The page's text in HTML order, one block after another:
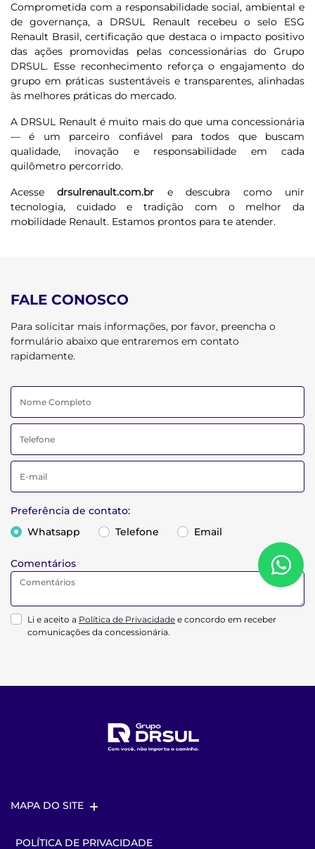
Comprometida com a responsabilidade social, ambiental e
de governança, a DRSUL Renault recebeu o selo ESG
Renault Brasil, certificação que destaca o impacto positivo
das ações promovidas pelas concessionárias do Grupo
DRSUL. Esse reconhecimento reforça o engajamento do
grupo em práticas sustentáveis e transparentes, alinhadas
às melhores práticas do mercado.
A DRSUL Renault é muito mais do que uma concessionária
— é um parceiro confiável para todos que buscam
qualidade, inovação e responsabilidade em cada
quilômetro percorrido.
Acessedrsulrenault.com.br e descubra como unir
tecnologia, cuidado e tradição com o melhor da
mobilidade Renault. Estamos prontos para te atender.
FALE CONOSCO
Para solicitar mais informações, por favor, preencha o
formulário abaixo que entraremos em contato
rapidamente.
Preferência de contato:
Whatsapp
Telefone Email
Comentários
Li e aceito a Política de Privacidade e concordo em receber
comunicações da concessionária.
MAPA DO SITE
POLÍTICA DE PRIVACIDADE